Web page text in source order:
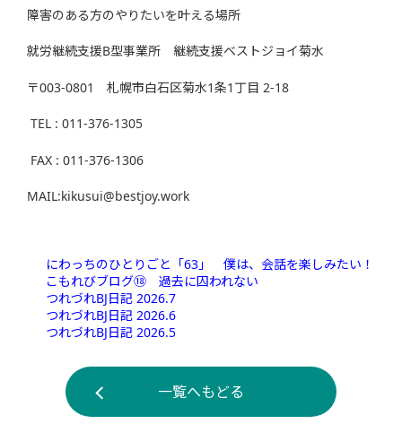
障害のある方のやりたいを叶える場所
就労継続支援B型事業所 継続支援ベストジョイ菊水
〒003-0801 札幌市白石区菊水1条1丁目 2-18
TEL : 011-376-1305
FAX : 011-376-1306
MAIL:kikusui@bestjoy.work
にわっちのひとりごと「63」 僕は、会話を楽しみたい！
こもれびブログ⑱ 過去に囚われない
つれづれBJ日記 2026.7
つれづれBJ日記 2026.6
つれづれBJ日記 2026.5
一覧へもどる